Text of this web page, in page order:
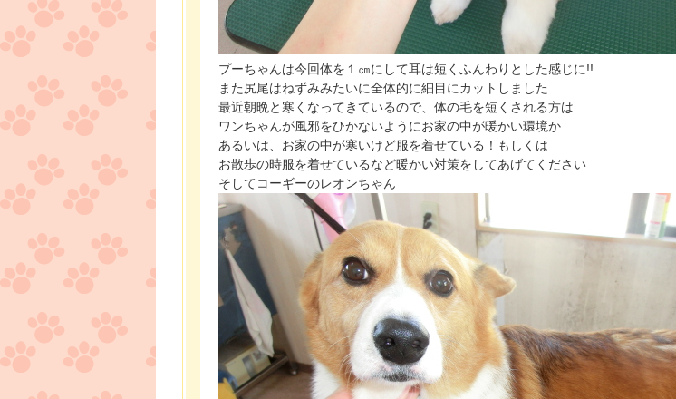
プーちゃんは今回体を１㎝にして耳は短くふんわりとした感じに!!
また尻尾はねずみみたいに全体的に細目にカットしました
最近朝晩と寒くなってきているので、体の毛を短くされる方は
ワンちゃんが風邪をひかないようにお家の中が暖かい環境か
あるいは、お家の中が寒いけど服を着せている！もしくは
お散歩の時服を着せているなど暖かい対策をしてあげてください
そしてコーギーのレオンちゃん